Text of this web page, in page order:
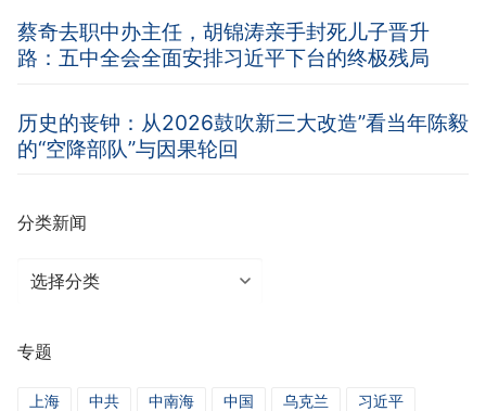
蔡奇去职中办主任，胡锦涛亲手封死儿子晋升
路：五中全会全面安排习近平下台的终极残局
历史的丧钟：从2026鼓吹新三大改造”看当年陈毅
的“空降部队”与因果轮回
分类新闻
分
闻
专题
上海 中共 中南海 中国 乌克兰
习近平